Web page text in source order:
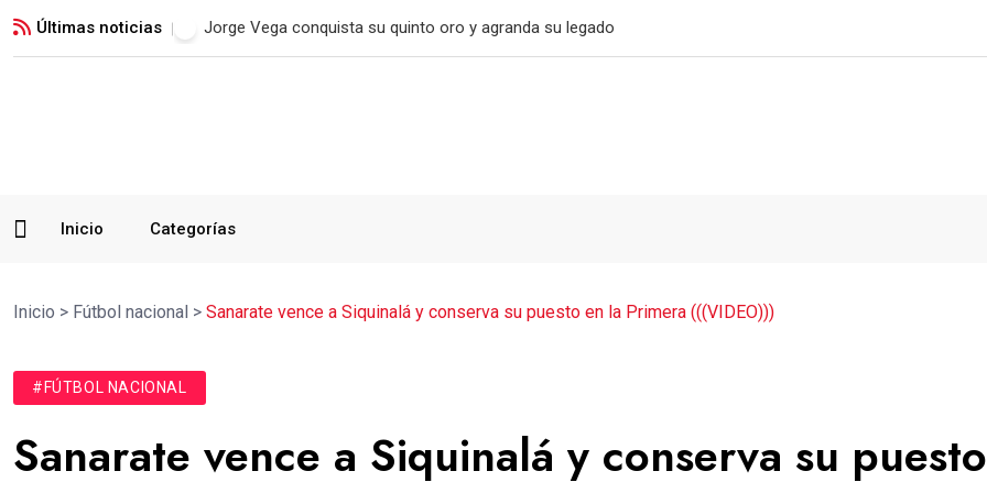
Últimas noticias Real Madrid blinda a Vinicius Jr. hasta 2032
Inicio Categorías
Inicio > Fútbol nacional > Sanarate vence a Siquinalá y conserva su puesto en la Primera (((VIDEO)))
#FÚTBOL NACIONAL
Sanarate vence a Siquinalá y conserva su puesto